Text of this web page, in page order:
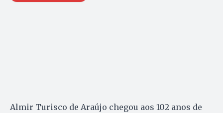
Almir Turisco de Araújo chegou aos 102 anos de